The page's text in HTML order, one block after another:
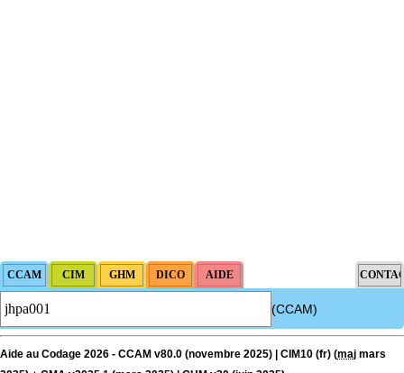
(CCAM)
Aide au Codage 2026 - CCAM v80.0 (novembre 2025) | CIM10 (fr) (maj mars